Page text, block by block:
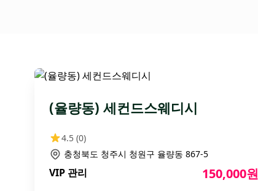
(율량동) 세컨드스웨디시
4.5 (0)
충청북도 청주시 청원구 율량동 867-5
VIP 관리 150,000원